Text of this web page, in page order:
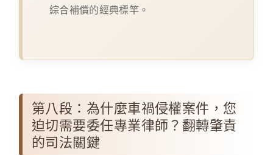
綜合補償的經典標竿。
第八段：為什麼車禍侵權案件，您
迫切需要委任專業律師？翻轉肇責
的司法關鍵